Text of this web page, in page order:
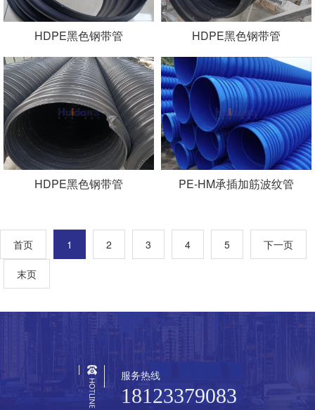
HDPE黑色钢带管 HDPE黑色钢带管
HDPE黑色钢带管 PE-HM承插加筋波纹管
首页 1 2 3 4 5 下一页
末页
服务热线
18123379083